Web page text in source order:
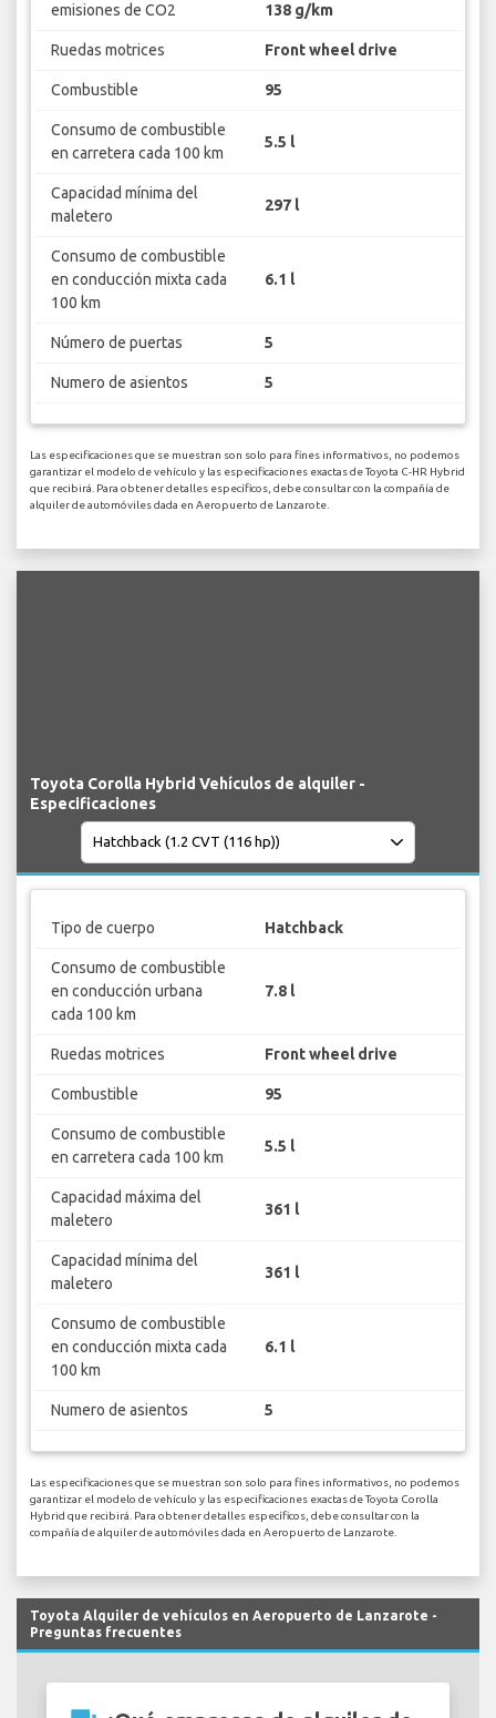
emisiones de CO2 138 g/km
Ruedas motrices Front wheel drive
Combustible 95
Consumo de combustible
en carretera cada 100 km
5.5 l
Capacidad mínima del
maletero
297 l
Consumo de combustible
en conducción mixta cada
100 km
6.1 l
Número de puertas 5
Numero de asientos 5
Las especificaciones que se muestran son solo para fines informativos, no podemos
garantizar el modelo de vehículo y las especificaciones exactas de Toyota C-HR Hybrid
que recibirá. Para obtener detalles específicos, debe consultar con la compañía de
alquiler de automóviles dada en Aeropuerto de Lanzarote.
Toyota Corolla Hybrid Vehículos de alquiler -
Especificaciones
Tipo de cuerpo Hatchback
Consumo de combustible
en conducción urbana
cada 100 km
7.8 l
Ruedas motrices Front wheel drive
Combustible 95
Consumo de combustible
en carretera cada 100 km
5.5 l
Capacidad máxima del
maletero
361 l
Capacidad mínima del
maletero
361 l
Consumo de combustible
en conducción mixta cada
100 km
6.1 l
Numero de asientos 5
Las especificaciones que se muestran son solo para fines informativos, no podemos
garantizar el modelo de vehículo y las especificaciones exactas de Toyota Corolla
Hybrid que recibirá. Para obtener detalles específicos, debe consultar con la
compañía de alquiler de automóviles dada en Aeropuerto de Lanzarote.
Toyota Alquiler de vehículos en Aeropuerto de Lanzarote -
Preguntas frecuentes